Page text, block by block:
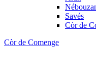
Savés
Còr de
Còr de Comenge